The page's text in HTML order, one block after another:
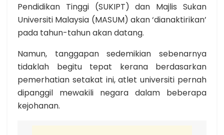
Pendidikan Tinggi (SUKIPT) dan Majlis Sukan
Universiti Malaysia (MASUM) akan ‘dianaktirikan’
pada tahun-tahun akan datang.
Namun, tanggapan sedemikian sebenarnya
tidaklah begitu tepat kerana berdasarkan
pemerhatian setakat ini, atlet universiti pernah
dipanggil mewakili negara dalam beberapa
kejohanan.